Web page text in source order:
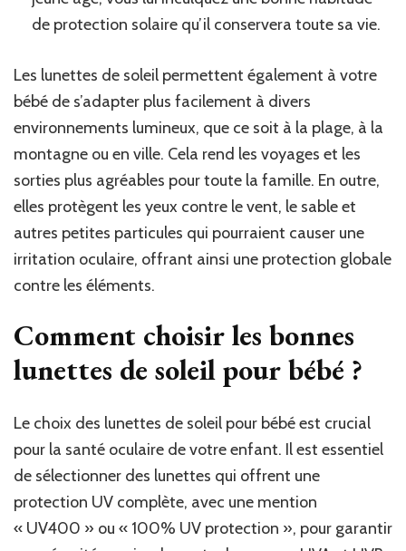
de protection solaire qu’il conservera toute sa vie.
Les lunettes de soleil permettent également à votre
bébé de s’adapter plus facilement à divers
environnements lumineux, que ce soit à la plage, à la
montagne ou en ville. Cela rend les voyages et les
sorties plus agréables pour toute la famille. En outre,
elles protègent les yeux contre le vent, le sable et
autres petites particules qui pourraient causer une
irritation oculaire, offrant ainsi une protection globale
contre les éléments.
Comment choisir les bonnes
lunettes de soleil pour bébé ?
Le choix des lunettes de soleil pour bébé est crucial
pour la santé oculaire de votre enfant. Il est essentiel
de sélectionner des lunettes qui offrent une
protection UV complète, avec une mention
« UV400 » ou « 100% UV protection », pour garantir